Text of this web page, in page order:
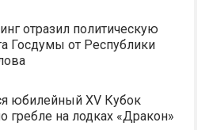
отразил политическую
Госдумы от Республики
юбилейный XV Кубок
гребле на лодках «Дракон»